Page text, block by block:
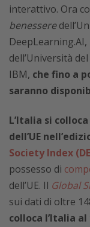
interattivo. Ora
benessere
DeepLearning.AI,
dell’Università
IBM, che fino a
saranno
L’Italia si
dell’UE
Society Index
possesso di
dell’UE. Il Global
sui dati di oltre
colloca l’Italia